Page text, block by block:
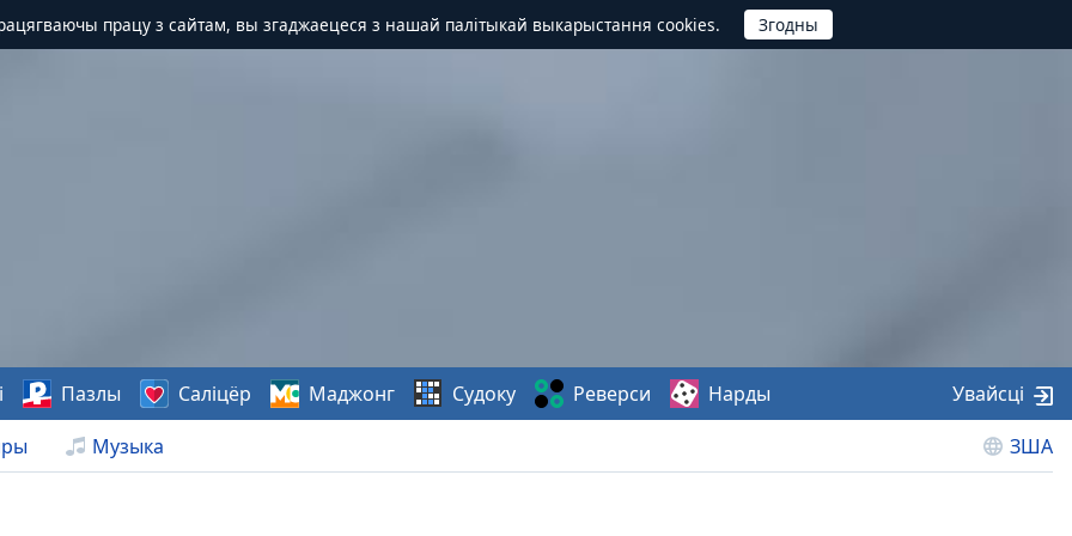
працу з сайтам, вы згаджаецеся з нашай палітыкай выкарыстання cookies.
Музыка ЗША
Пазлы Саліцёр Маджонг Судоку Реверси Нарды Увайсці